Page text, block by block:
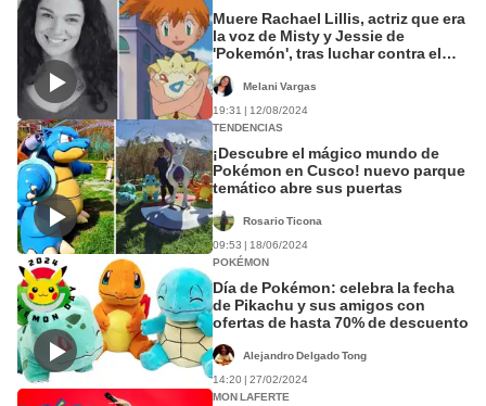
Muere Rachael Lillis, actriz que era
la voz de Misty y Jessie de
'Pokemón', tras luchar contra el
Melani Vargas
19:31 | 12/08/2024
TENDENCIAS
¡Descubre el mágico mundo de
Pokémon en Cusco! nuevo parque
temático abre sus puertas
Rosario Ticona
09:53 | 18/06/2024
POKÉMON
Día de Pokémon: celebra la fecha
de Pikachu y sus amigos con
ofertas de hasta 70% de descuento
Alejandro Delgado Tong
14:20 | 27/02/2024
MON LAFERTE